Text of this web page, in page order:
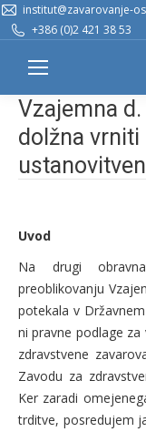
institut@zavarovanje-
+386 (0)2 421 38 53
Vzajemna d.
dolžna vrniti
Uvod
Na drugi
preoblikovanju
potekala v
ni pravne podlage
zdravstvene
Zavodu za
Ker zaradi
trditve, posredujem